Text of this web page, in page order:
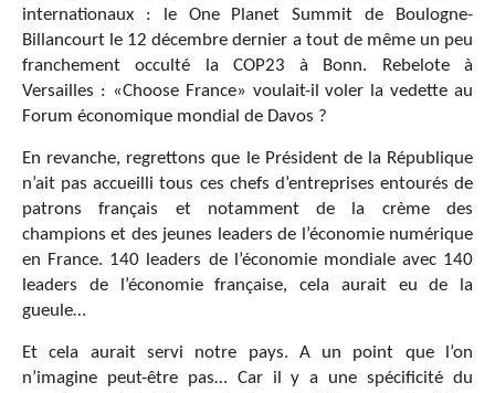
internationaux : le One Planet Summit de Boulogne-
Billancourt le 12 décembre dernier a tout de même un peu
franchement occulté la COP23 à Bonn. Rebelote à
Versailles : «Choose France» voulait-il voler la vedette au
Forum économique mondial de Davos ?
En revanche, regrettons que le Président de la République
n’ait pas accueilli tous ces chefs d’entreprises entourés de
patrons français et notamment de la crème des
champions et des jeunes leaders de l’économie numérique
en France. 140 leaders de l’économie mondiale avec 140
leaders de l’économie française, cela aurait eu de la
gueule…
Et cela aurait servi notre pays. A un point que l’on
n’imagine peut-être pas… Car il y a une spécificité du